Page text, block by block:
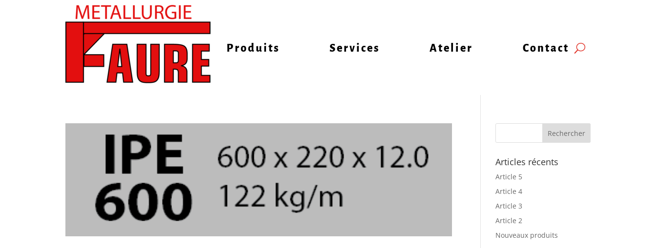
Produits Services Atelier Contact
Articles récents
Article 5
Article 4
Article 3
Article 2
Nouveaux produits